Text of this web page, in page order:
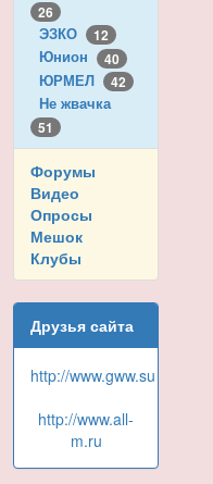
26
ЭЗКО 12
Юнион 40
ЮРМЕЛ 42
Не жвачка
51
Форумы
Видео
Опросы
Мешок
Клубы
Друзья сайта
http://www.gww.su
http://www.all-
m.ru